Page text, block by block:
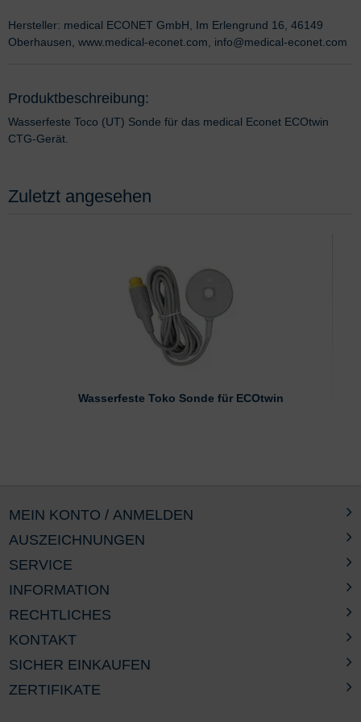
Hersteller: medical ECONET GmbH, Im Erlengrund 16, 46149
Oberhausen, www.medical-econet.com, info@medical-econet.com
Produktbeschreibung:
Wasserfeste Toco (UT) Sonde für das medical Econet ECOtwin
CTG-Gerät.
Zuletzt angesehen
Wasserfeste Toko Sonde für ECOtwin
AUSZEICHNUNGEN
SERVICE
INFORMATION
RECHTLICHES
MEIN KONTO / ANMELDEN
KONTAKT
SICHER EINKAUFEN
ZERTIFIKATE